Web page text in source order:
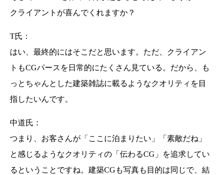
クライアントが喜んでくれますか？
T氏：
はい、最終的にはそこだと思います。ただ、クライアン
トもCGパースを日常的にたくさん見ている。だから、も
っとちゃんとした建築雑誌に載るようなクオリティを目
指したいんです。
中道氏：
つまり、お客さんが「ここに泊まりたい」「素敵だね」
と感じるようなクオリティの「伝わるCG」を追求してい
るということですね。建築CGも写真も目的は同じで、結
モノクロにする意味
事例紹介